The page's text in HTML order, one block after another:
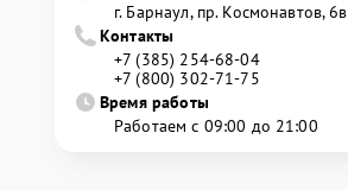
г. Барнаул, ​пр. Космонавтов, 6в
Контакты
+7 (385) 254-68-04
+7 (800) 302-71-75
Время работы
Работаем с 09:00 до 21:00